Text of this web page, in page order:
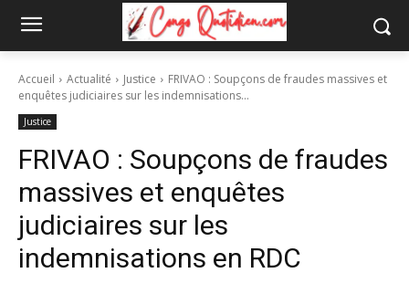
Accueil Actualité Justice
FRIVAO : Soupçons de fraudes massives et
enquêtes judiciaires sur les indemnisations...
Justice
FRIVAO : Soupçons de fraudes
massives et enquêtes
judiciaires sur les
indemnisations en RDC